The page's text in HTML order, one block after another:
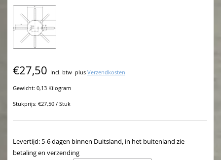
€27,50 Incl. btw plus Verzendkosten
Gewicht: 0,13 Kilogram
Stukprijs: €27,50 / Stuk
Levertijd: 5-6 dagen binnen Duitsland, in het buitenland zie
betaling en verzending